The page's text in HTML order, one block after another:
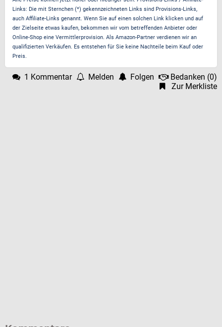
Links: Die mit Sternchen (*) gekennzeichneten Links sind Provisions-Links,
auch Affiliate-Links genannt. Wenn Sie auf einen solchen Link klicken und auf
der Zielseite etwas kaufen, bekommen wir vom betreffenden Anbieter oder
Online-Shop eine Vermittlerprovision. Als Amazon-Partner verdienen wir an
qualifizierten Verkäufen. Es entstehen für Sie keine Nachteile beim Kauf oder
Preis.
1 Kommentar Melden Folgen Bedanken (0)
Zur Merkliste